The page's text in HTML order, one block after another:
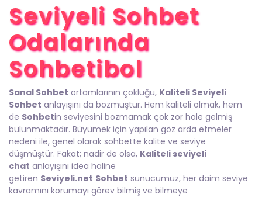
Seviyeli Sohbet
Odalarında
Sohbetibol
Sanal Sohbet ortamlarının çokluğu, Kaliteli Seviyeli
Sohbet anlayışını da bozmuştur. Hem kaliteli olmak, hem
de Sohbetin seviyesini bozmamak çok zor hale gelmiş
bulunmaktadır. Büyümek için yapılan göz arda etmeler
nedeni ile, genel olarak sohbette kalite ve seviye
düşmüştür. Fakat; nadir de olsa, Kaliteli seviyeli
chat anlayışını idea haline
getiren Seviyeli.net Sohbet sunucumuz, her daim seviye
kavramını korumayı görev bilmiş ve bilmeye